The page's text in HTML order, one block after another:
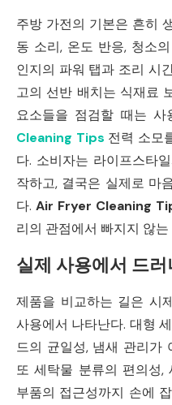
주방 가전의 기본은 흔히
동 소리, 온도 반응, 청소
인지의 파워 탭과 조리 시
고의 선반 배치는 식재료
요소들을 점검할 때는
Cleaning Tips 전력 소모
다. 소비자는 라이프스타
작하고, 결국은 실제로 마
다. Air Fryer Cleaning
리의 관점에서 빠지지 않
실제 사용에서 드
제품을 비교하는 길은 시
사용에서 나타난다. 대형
드의 균일성, 냄새 관리가
또 세탁물 분류의 편의성,
부품의 접근성까지 손에